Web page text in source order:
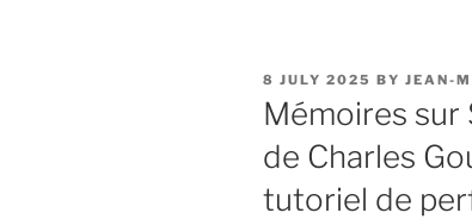
POSTED
ON
8 JULY 2025 BY JEAN-
Mémoires sur
de Charles
tutoriel de